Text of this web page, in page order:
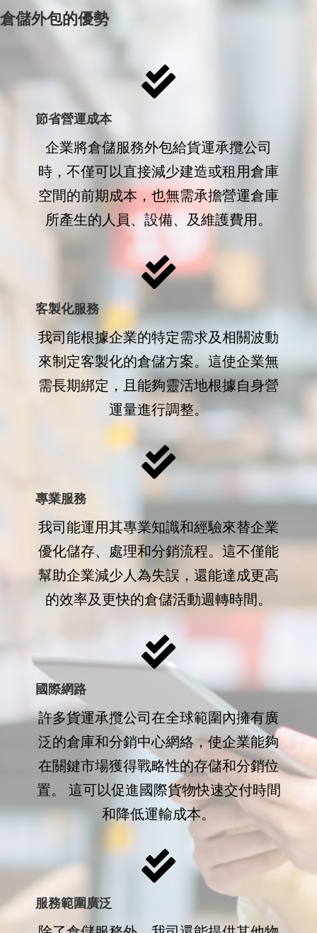
倉儲外包的優勢
節省營運成本
企業將倉儲服務外包給貨運承攬公司
時，不僅可以直接減少建造或租用倉庫
空間的前期成本，也無需承擔營運倉庫
所產生的人員、設備、及維護費用。
客製化服務
我司能根據企業的特定需求及相關波動
來制定客製化的倉儲方案。這使企業無
需長期綁定，且能夠靈活地根據自身營
運量進行調整。
專業服務
我司能運用其專業知識和經驗來替企業
優化儲存、處理和分銷流程。這不僅能
幫助企業減少人為失誤，還能達成更高
的效率及更快的倉儲活動週轉時間。
國際網路
許多貨運承攬公司在全球範圍內擁有廣
泛的倉庫和分銷中心網絡，使企業能夠
在關鍵市場獲得戰略性的存儲和分銷位
置。 這可以促進國際貨物快速交付時間
和降低運輸成本。
服務範圍廣泛